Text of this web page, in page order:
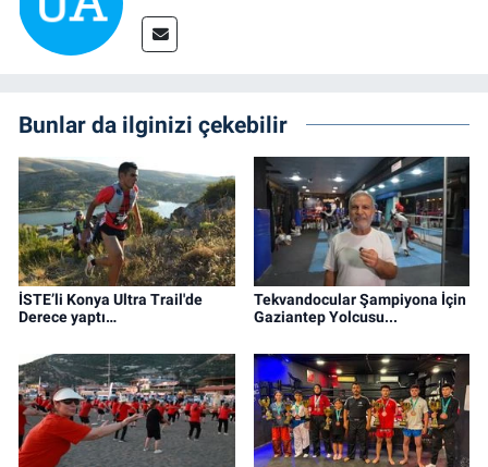
Bunlar da ilginizi çekebilir
İSTE’li Konya Ultra Trail'de
Derece yaptı…
Tekvandocular Şampiyona İçin
Gaziantep Yolcusu...